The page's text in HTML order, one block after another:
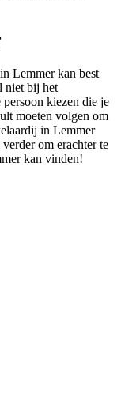
Lemmer kan best
niet bij het
persoon kiezen die je
moeten volgen om
in Lemmer
om erachter te
kan vinden!